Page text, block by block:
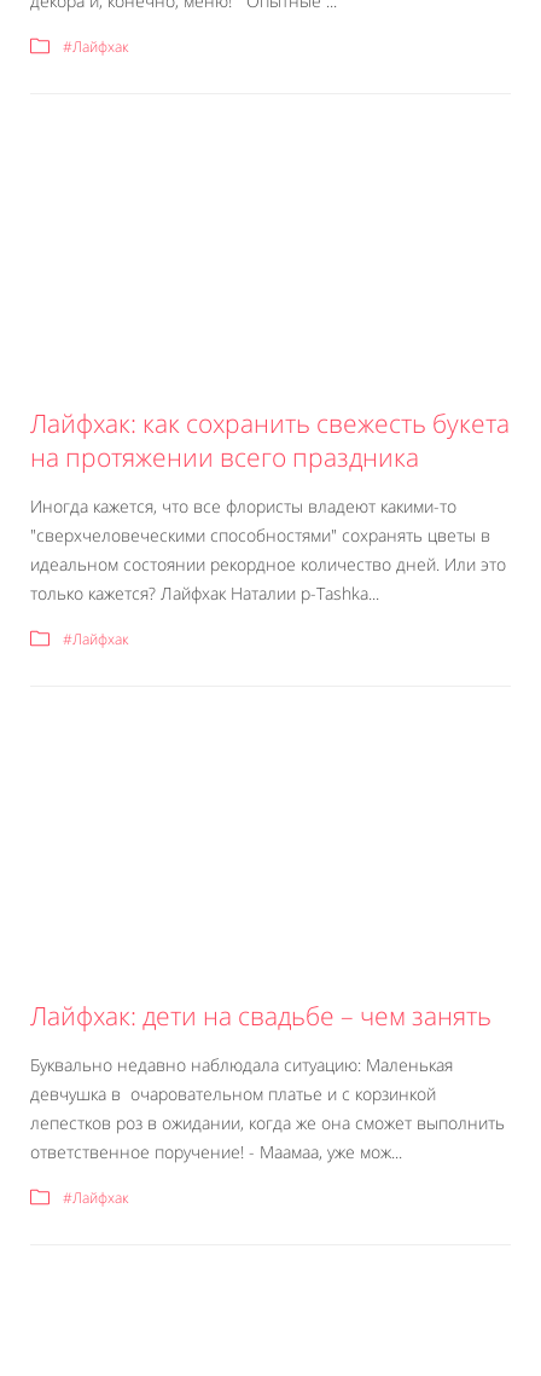
#Лайфхак
Лайфхак: как сохранить свежесть букета
на протяжении всего праздника
Иногда кажется, что все флористы владеют какими-то
"сверхчеловеческими способностями" сохранять цветы в
идеальном состоянии рекордное количество дней. Или это
только кажется? Лайфхак Наталии p-Tashka...
#Лайфхак
Лайфхак: дети на свадьбе – чем занять
Буквально недавно наблюдала ситуацию: Маленькая
девчушка в очаровательном платье и с корзинкой
лепестков роз в ожидании, когда же она сможет выполнить
ответственное поручение! - Маамаа, уже мож...
#Лайфхак